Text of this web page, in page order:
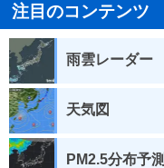
注目のコンテンツ
雨雲レーダー
天気図
PM2.5分布予測